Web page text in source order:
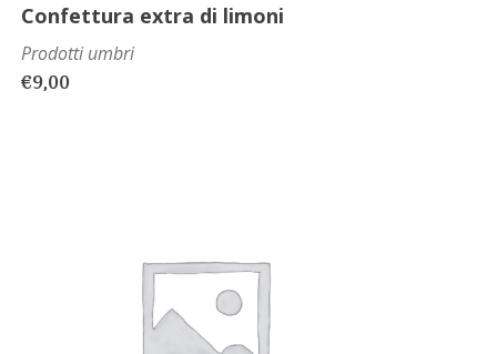
Confettura extra di limoni
Prodotti umbri
€9,00